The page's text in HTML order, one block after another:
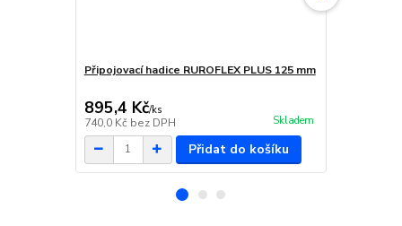
Připojovací hadice RUROFLEX PLUS 125 mm
895,4 Kč/ks
740,0 Kč bez DPH Skladem
Přidat do košíku